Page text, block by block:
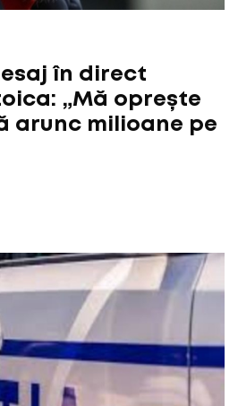
în direct
„Mă oprește
arunc milioane pe